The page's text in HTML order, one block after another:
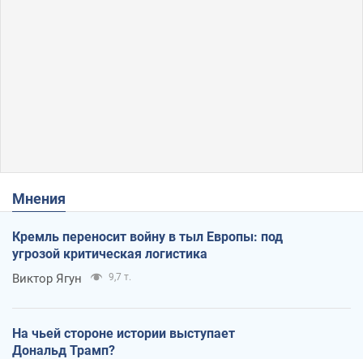
Мнения
Кремль переносит войну в тыл Европы: под
угрозой критическая логистика
Виктор Ягун 9,7 т.
На чьей стороне истории выступает
Дональд Трамп?